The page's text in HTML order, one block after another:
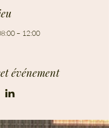
– 12:00
événement